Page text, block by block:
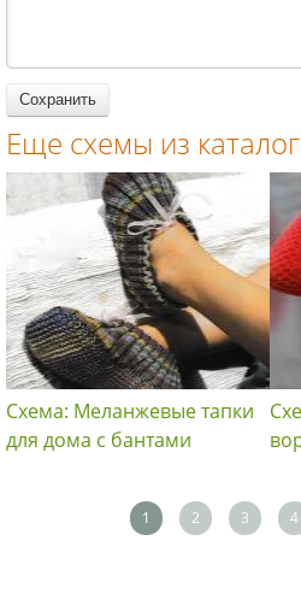
Еще схемы из
Схема: Меланжевые тапки
для дома с бантами
1 2 3 4